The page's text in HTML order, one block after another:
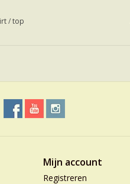
/top
Mijn account
Registreren